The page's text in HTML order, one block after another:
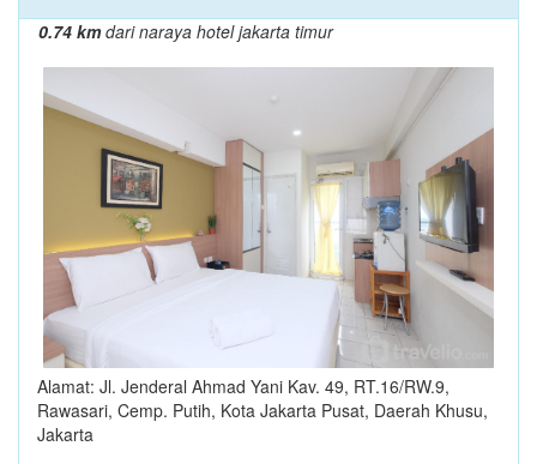
0.74 kmdari naraya hotel jakarta timur
Alamat: Jl. Jenderal Ahmad Yani Kav. 49, RT.16/RW.9,
Rawasari, Cemp. Putih, Kota Jakarta Pusat, Daerah Khusu,
Jakarta